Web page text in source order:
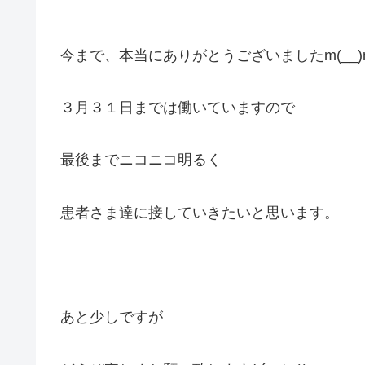
今まで、本当にありがとうございました
３月３１日までは働いていますので
最後までニコニコ明るく
患者さま達に接していきたいと思います。
あと少しですが